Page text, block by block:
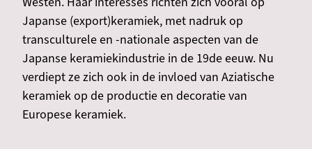
Japanse (export)keramiek, met nadruk op
transculturele en -nationale aspecten van de
Japanse keramiekindustrie in de 19de eeuw. Nu
verdiept ze zich ook in de invloed van Aziatische
keramiek op de productie en decoratie van
Europese keramiek.